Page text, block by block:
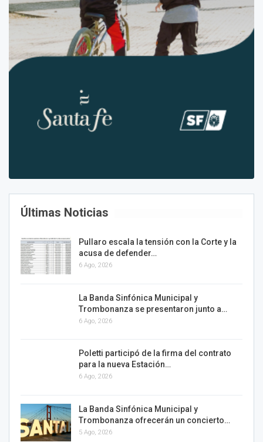
Últimas Noticias
Pullaro escala la tensión con la Corte y la
acusa de defender…
6 Ago, 2026
La Banda Sinfónica Municipal y
Trombonanza se presentaron junto a…
6 Ago, 2026
Poletti participó de la firma del contrato
para la nueva Estación…
6 Ago, 2026
La Banda Sinfónica Municipal y
Trombonanza ofrecerán un concierto…
5 Ago, 2026